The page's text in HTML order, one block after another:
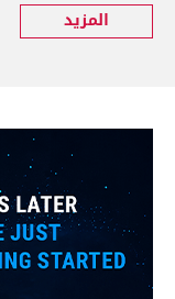
المزيد